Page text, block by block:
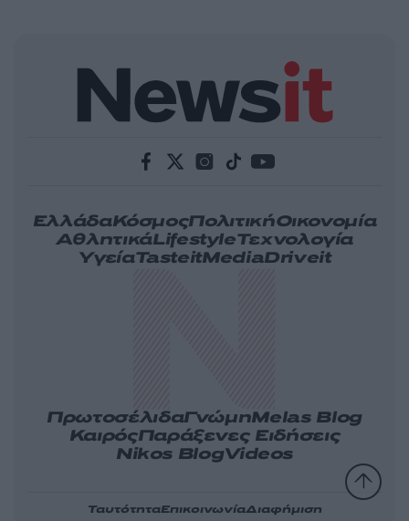
ΕλλάδαΚόσμοςΠολιτικήΟικονομία
ΑθλητικάLifestyleΤεχνολογία
ΥγείαTasteitMediaDriveit
ΠρωτοσέλιδαΓνώμηMelas Blog
ΚαιρόςΠαράξενες Ειδήσεις
Nikos BlogVideos
ΤαυτότηταΕπικοινωνίαΔιαφήμιση